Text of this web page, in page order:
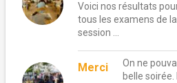
Voici nos résultats
tous les examens de la
session …
Merci
On ne
belle soirée.